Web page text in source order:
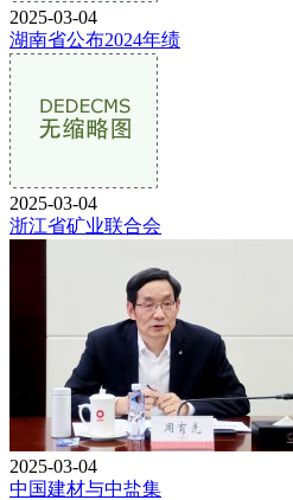
2025-03-04
湖南省公布2024年绩
2025-03-04
浙江省矿业联合会
2025-03-04
中国建材与中盐集